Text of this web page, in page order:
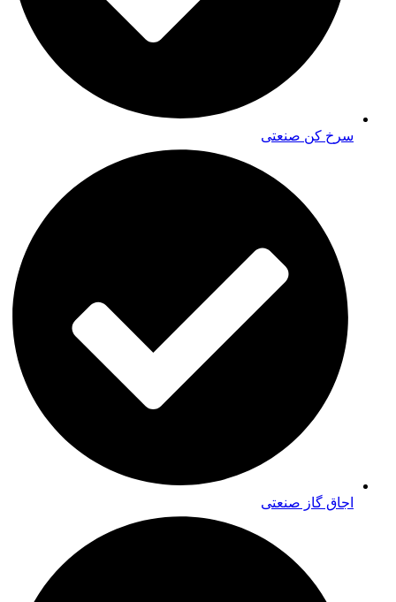
سرخ کن صنعتی
اجاق گاز صنعتی